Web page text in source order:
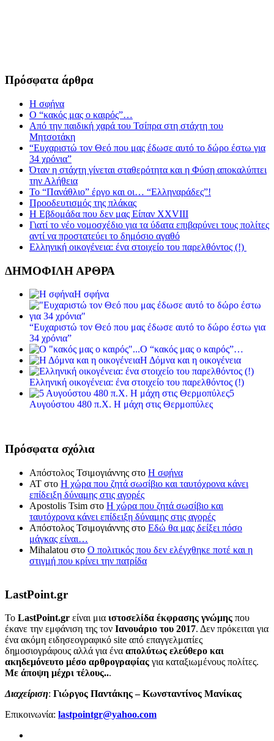
Πρόσφατα άρθρα
Η σφήνα
Ο “κακός μας ο καιρός”…
Από την παιδική χαρά του Τσίπρα στη στάχτη του
Μητσοτάκη
“Ευχαριστώ τον Θεό που μας έδωσε αυτό το δώρο έστω για
34 χρόνια”
Όταν η στάχτη γίνεται σταθερότητα και η Φύση αποκαλύπτει
την Αλήθεια
Το “Πανάθλιο” έργο και οι… “Ελληναράδες”!
Προοδευτισμός της πλάκας
Η Εβδομάδα που δεν μας Είπαν XXVIII
Γιατί το νέο νομοσχέδιο για τα ύδατα επιβαρύνει τους πολίτες
αντί να προστατεύει το δημόσιο αγαθό
Ελληνική οικογένεια: ένα στοιχείο του παρελθόντος (!)
ΔΗΜΟΦΙΛΗ ΑΡΘΡΑ
Η σφήνα
“Ευχαριστώ τον Θεό που μας έδωσε αυτό το δώρο έστω για
34 χρόνια”
Ο “κακός μας ο καιρός”…
Η Δόμνα και η οικογένεια
Ελληνική οικογένεια: ένα στοιχείο του παρελθόντος (!)
5
Αυγούστου 480 π.Χ. Η μάχη στις Θερμοπύλες
Πρόσφατα σχόλια
Απόστολος Τσιμογιάννης στο Η σφήνα
ΑΤ στο Η χώρα που ζητά σωσίβιο και ταυτόχρονα κάνει
επίδειξη δύναμης στις αγορές
Apostolis Tsim στο Η χώρα που ζητά σωσίβιο και
ταυτόχρονα κάνει επίδειξη δύναμης στις αγορές
Απόστολος Τσιμογιάννης στο Εδώ θα μας δείξει πόσο
μάγκας είναι…
Mihalatou στο Ο πολιτικός που δεν ελέγχθηκε ποτέ και η
στιγμή που κρίνει την πατρίδα
LastPoint.gr
To LastPoint.gr είναι μια ιστοσελίδα έκφρασης γνώμης που
έκανε την εμφάνιση της τον Ιανουάριο του 2017. Δεν πρόκειται για
ένα ακόμη ειδησεογραφικό site από επαγγελματίες
δημοσιογράφους αλλά για ένα απολύτως ελεύθερο και
ακηδεμόνευτο μέσο αρθρογραφίας για καταξιωμένους πολίτες.
Με άποψη μέχρι τέλους...
Διαχείριση: Γιώργος Παντάκης – Κωνσταντίνος Μανίκας
Επικοινωνία: lastpointgr@yahoo.com